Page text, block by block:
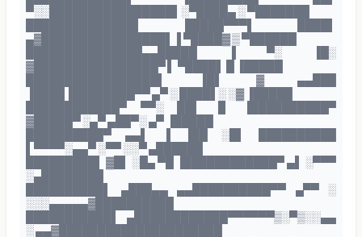
▀░░████████████████▌░▀████▄ ░ ▀███████
██████████████▌ █████▀▀▀▌ ████▌
▄▓████████████████▌▐ ▀████▓ ▒ ▀██████
███████████████▄▄█████ ▐ ▀░ ▐█░
▓████████████████▀ ▌ ▀████▌ █ ▐█████
█████████████████▌ ▐█▌ ▓ ▄▄███
▐████▐████████▀▀ ▄▀ ░ ████▌░ ░▓ ▐█████
████████████▀ ▀▀░ ██▌ ▐▌ ▐██████████▀
▓█████▀ ░▄▀ ▄██▀░ ▄▀ ▐█████
██████████▀ ▄▄▌ ▐ ▐██ ░█▌ ██████████
▌▀▀▀▀░▄▄▀ ░▀▀ ░░▀ ▄██████
█████████▌ ▓█▌ ░█▄ ▀█ ▐████████████▀ ▄▌ ░▀▀▀
░▄████████
██████████▌ ▄███▄▄ ▄▄██████████▀▀ ▄▀▀ ░
░░░▄▄▄▄▄▓██████████
███████████▌ ▄████████████▀▀▀▀▀▀▒░▀▒░░▄▄
░ ▄▄▓█████████████████████